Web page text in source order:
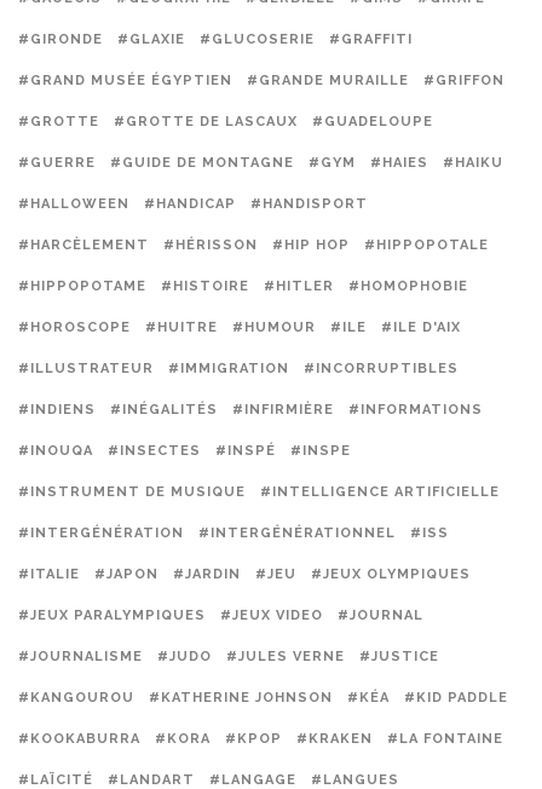
#GIRONDE #GLAXIE #GLUCOSERIE #GRAFFITI
#GRAND MUSÉE ÉGYPTIEN #GRANDE MURAILLE #GRIFFON
#GROTTE #GROTTE DE LASCAUX #GUADELOUPE
#GUERRE #GUIDE DE MONTAGNE #GYM #HAIES #HAIKU
#HALLOWEEN #HANDICAP #HANDISPORT
#HARCÈLEMENT #HÉRISSON #HIP HOP #HIPPOPOTALE
#HIPPOPOTAME #HISTOIRE #HITLER #HOMOPHOBIE
#HOROSCOPE #HUITRE #HUMOUR #ILE #ILE D'AIX
#ILLUSTRATEUR #IMMIGRATION #INCORRUPTIBLES
#INDIENS #INÉGALITÉS #INFIRMIÈRE #INFORMATIONS
#INOUQA #INSECTES #INSPÉ #INSPE
#INSTRUMENT DE MUSIQUE #INTELLIGENCE ARTIFICIELLE
#INTERGÉNÉRATION #INTERGÉNÉRATIONNEL #ISS
#ITALIE #JAPON #JARDIN #JEU #JEUX OLYMPIQUES
#JEUX PARALYMPIQUES #JEUX VIDEO #JOURNAL
#JOURNALISME #JUDO #JULES VERNE #JUSTICE
#KANGOUROU #KATHERINE JOHNSON #KÉA #KID PADDLE
#KOOKABURRA #KORA #KPOP #KRAKEN #LA FONTAINE
#LAÏCITÉ #LANDART #LANGAGE #LANGUES